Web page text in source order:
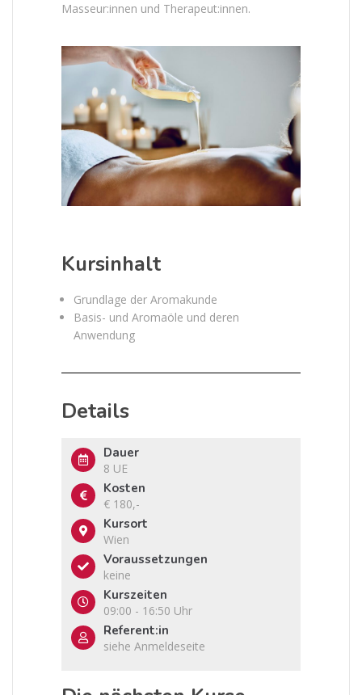
Masseur:innen und Therapeut:innen.
Kursinhalt
Grundlage der Aromakunde
Basis- und Aromaöle und deren
Anwendung
Details
Dauer
8 UE
Kosten
€ 180,-
Kursort
Wien
Voraussetzungen
keine
Kurszeiten
09:00 - 16:50 Uhr
Referent:in
siehe Anmeldeseite